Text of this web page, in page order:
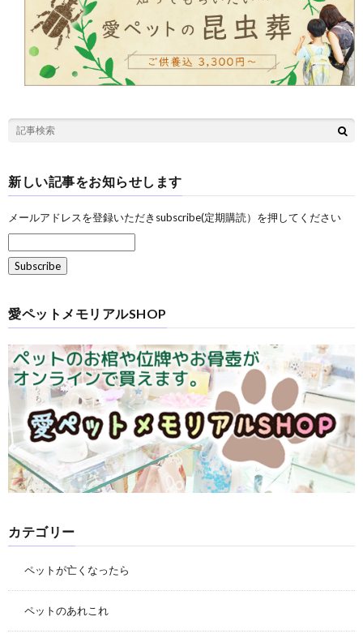
新しい記事をお知らせします
メールアドレスを登録いただきsubscribe(定期購読）を押してください
愛ペットメモリアルSHOP
カテゴリー
ペットが亡くなったら
ペットのあれこれ